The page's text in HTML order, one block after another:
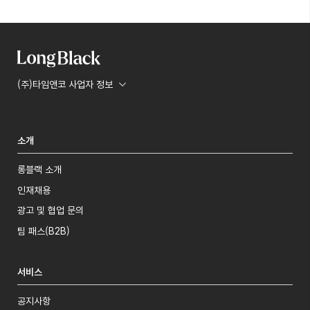
(주)타임앤코 사업자 정보
소개
롱블랙 소개
인재채용
광고 및 협업 문의
팀 패스(B2B)
서비스
공지사항